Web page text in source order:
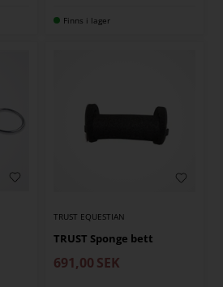
Finns i lager
TRUST EQUESTIAN
TRUST Sponge bett
691,00 SEK